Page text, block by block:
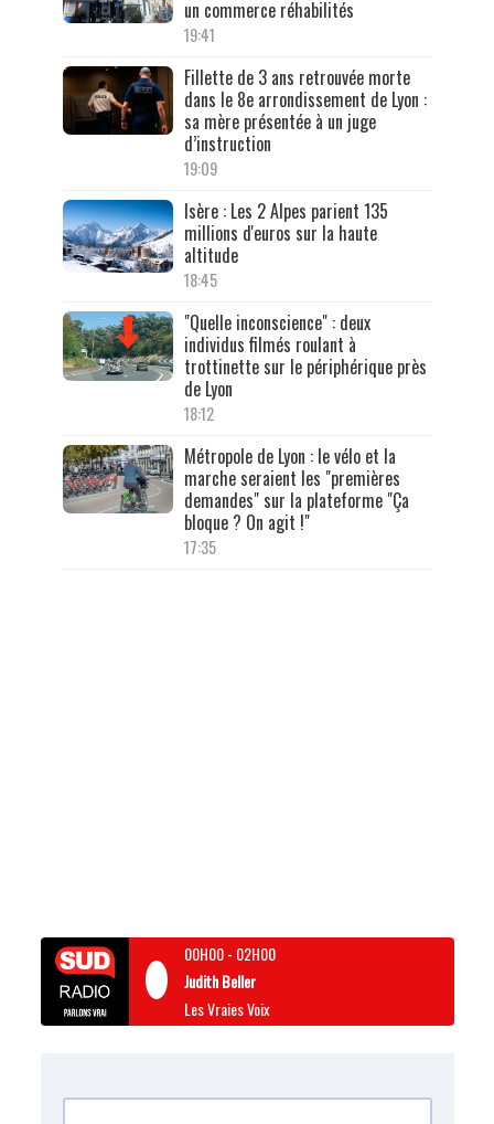
un commerce réhabilités
19:41
Fillette de 3 ans retrouvée morte
dans le 8e arrondissement de Lyon :
sa mère présentée à un juge
d’instruction
19:09
Isère : Les 2 Alpes parient 135
millions d'euros sur la haute
altitude
18:45
"Quelle inconscience" : deux
individus filmés roulant à
trottinette sur le périphérique près
de Lyon
18:12
Métropole de Lyon : le vélo et la
marche seraient les "premières
demandes" sur la plateforme "Ça
bloque ? On agit !"
17:35
00H00- 02H00
Judith Beller
Les Vraies Voix